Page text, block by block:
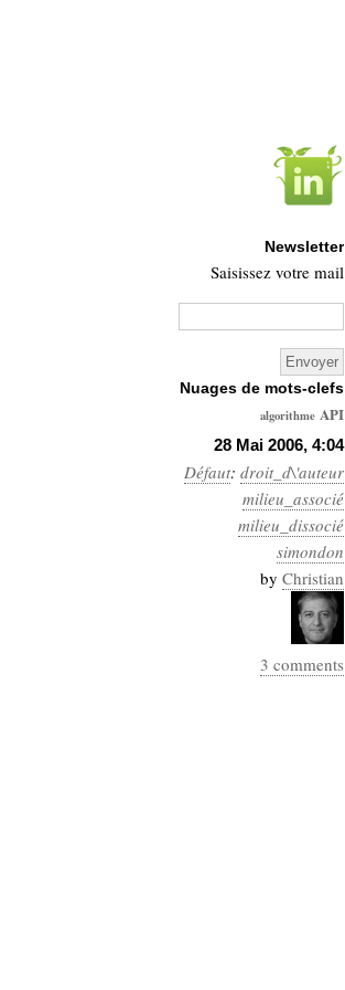
28 Mai 2006, 4:04
Défaut: droit_d\'auteur
milieu_associé
milieu_dissocié
simondon
by Christian
3 comments
Newsletter
Saisissez votre mail
Nuages de mots-clefs
algorithme API
Architecture
Ars-
Industrialis
business_model
cinéma
Cloud
Computing